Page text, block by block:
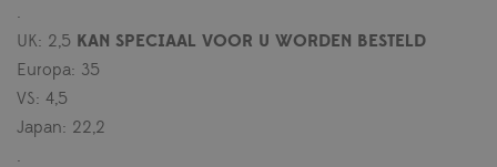
.
UK: 2,5 KAN SPECIAAL VOOR U WORDEN BESTELD
Europa: 35
VS: 4,5
Japan: 22,2
.